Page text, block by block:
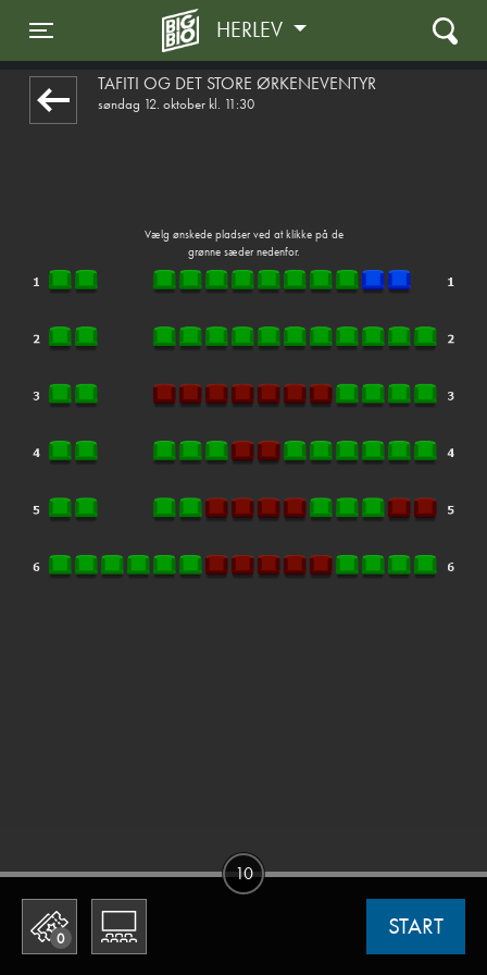
Toggle navigation
HERLEV
TAFITI OG DET STORE ØRKENEVENTYR
søndag 12. oktober kl. 11:30
Vælg ønskede pladser ved at klikke på de
grønne sæder nedenfor.
0 START
10
1step-front02 043021